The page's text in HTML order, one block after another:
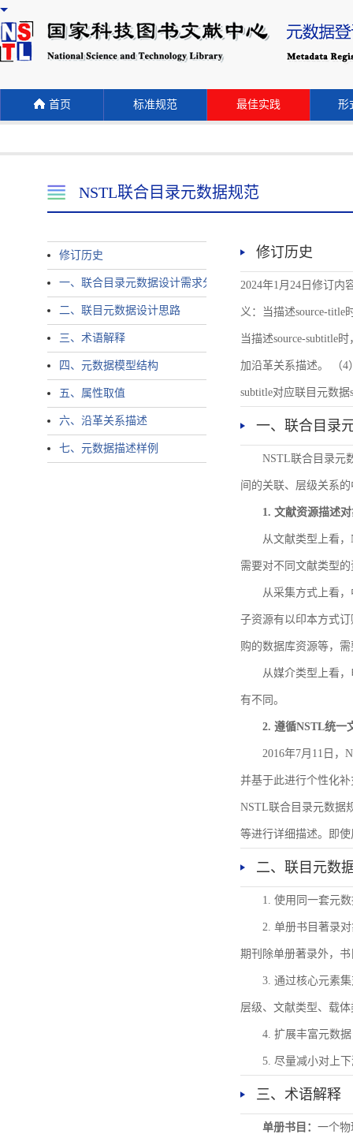
首页 标准规范 最佳实践 形
NSTL联合目录元数据规范
修订历史
一、联合目录元数据设计需求分析
二、联目元数据设计思路
三、术语解释
四、元数据模型结构
五、属性取值
六、沿革关系描述
七、元数据描述样例
修订历史
2024年1月24日修订内
义：当描述source-title
当描述source-subtitle
加沿革关系描述。 （4
subtitle对应联目元数据
一、联合目录
NSTL联合目录元
间的关联、层级关系
1. 文献资源描述
从文献类型上看
需要对不同文献类型
从采集方式上看
子资源有以印本方式
购的数据库资源等，
从媒介类型上看
有不同。
2. 遵循NSTL统一
2016年7月11日，
并基于此进行个性化
NSTL联合目录元数据
等进行详细描述。即
二、联目元数
1. 使用同一套元
2. 单册书目著录
期刊除单册著录外，
3. 通过核心元素
层级、文献类型、载
4. 扩展丰富元数
5. 尽量减小对上
三、术语解释
单册书目： 一个